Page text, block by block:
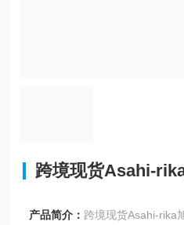
跨境现货Asahi-
产品简介：